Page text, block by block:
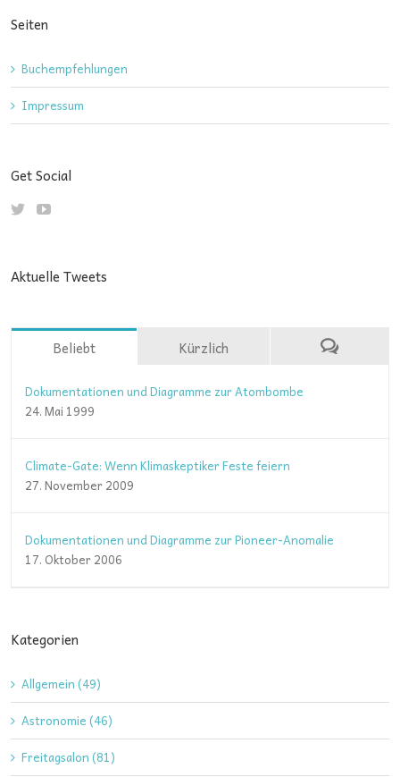
Seiten
Buchempfehlungen
Impressum
Get Social
Aktuelle Tweets
Beliebt Kürzlich
Dokumentationen und Diagramme zur Atombombe
24. Mai 1999
Climate-Gate: Wenn Klimaskeptiker Feste feiern
27. November 2009
Dokumentationen und Diagramme zur Pioneer-Anomalie
17. Oktober 2006
Kategorien
Allgemein (49)
Astronomie (46)
Freitagsalon (81)